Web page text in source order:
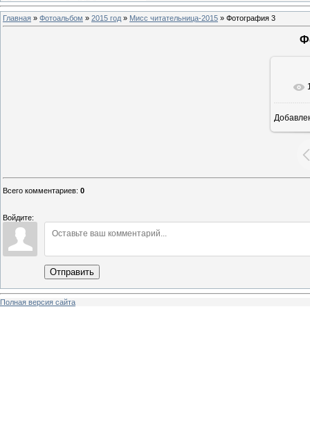
Главная » Фотоальбом » 2015 год » Мисс читательница-2015 » Фотография 3
Всего комментариев: 0
Войдите:
Отправить
Полная версия сайта